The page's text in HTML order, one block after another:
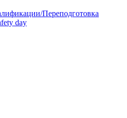
Переподготовка
day